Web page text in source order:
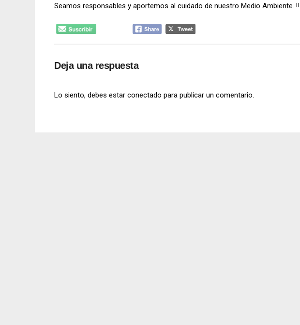
Seamos responsables y aportemos al cuidado de nuestro Medio Ambiente..!!
Deja una respuesta
Lo siento, debes estar conectado para publicar un comentario.